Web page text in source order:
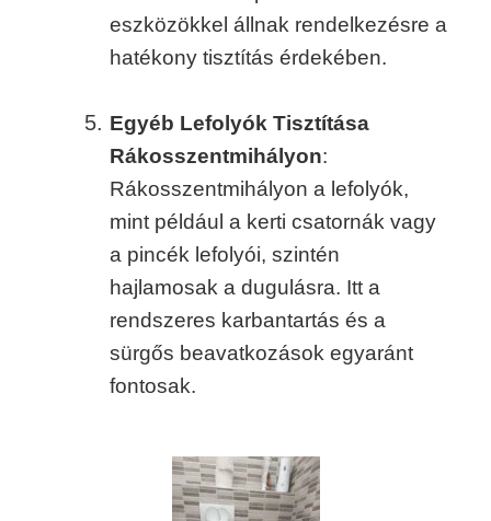
eszközökkel állnak rendelkezésre a
hatékony tisztítás érdekében.
Egyéb Lefolyók Tisztítása
Rákosszentmihályon:
Rákosszentmihályon a lefolyók,
mint például a kerti csatornák vagy
a pincék lefolyói, szintén
hajlamosak a dugulásra. Itt a
rendszeres karbantartás és a
sürgős beavatkozások egyaránt
fontosak.